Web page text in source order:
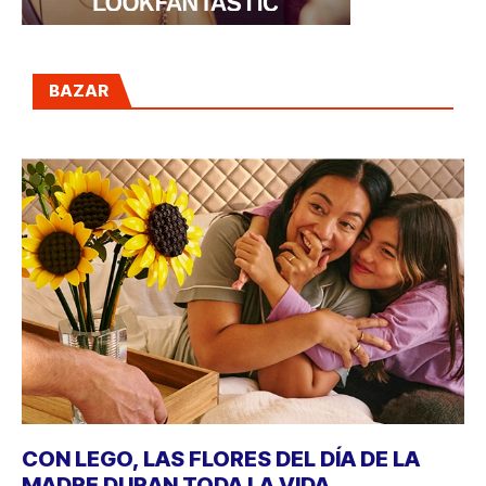
BAZAR
CON LEGO, LAS FLORES DEL DÍA DE LA